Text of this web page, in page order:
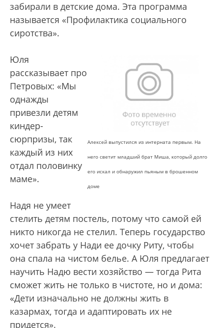
забирали в детские дома. Эта программа
называется «Профилактика социального
сиротства».
Алексей выпустился из интерната первым. На
него светит младший брат Миша, который долго
его искал и обнаружил пьяным в брошенном
доме
Юля
рассказывает про
Петровых: «Мы
однажды
привезли детям
киндер-
сюрпризы, так
каждый из них
отдал половинку
маме».
Надя не умеет
стелить детям постель, потому что самой ей
никто никогда не стелил. Теперь государство
хочет забрать у Нади ее дочку Риту, чтобы
она спала на чистом белье. А Юля предлагает
научить Надю вести хозяйство — тогда Рита
сможет жить не только в чистоте, но и дома:
«Дети изначально не должны жить в
казармах, тогда и адаптировать их не
придется».